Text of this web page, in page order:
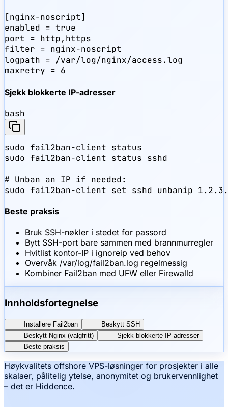
[nginx-noscript]
enabled = true
port = http,https
filter = nginx-noscript
logpath = /var/log/nginx/access.log
maxretry = 6
Sjekk blokkerte IP-adresser
bash
sudo fail2ban-client status
sudo fail2ban-client status sshd
# Unban an IP if needed:
sudo fail2ban-client set sshd unbanip
Beste praksis
Bruk SSH-nøkler i stedet for passord
Bytt SSH-port bare sammen med brannmurregler
Hvitlist kontor-IP i ignoreip ved behov
Overvåk /var/log/fail2ban.log regelmessig
Kombiner Fail2ban med UFW eller Firewalld
Innholdsfortegnelse
Installere Fail2ban
Beskytt SSH
Beskytt Nginx (valgfritt)
Sjekk blokkerte IP-adresser
Beste praksis
Høykvalitets offshore VPS-løsninger for prosjekter i alle
skalaer, pålitelig ytelse, anonymitet og brukervennlighet
– det er Hiddence.